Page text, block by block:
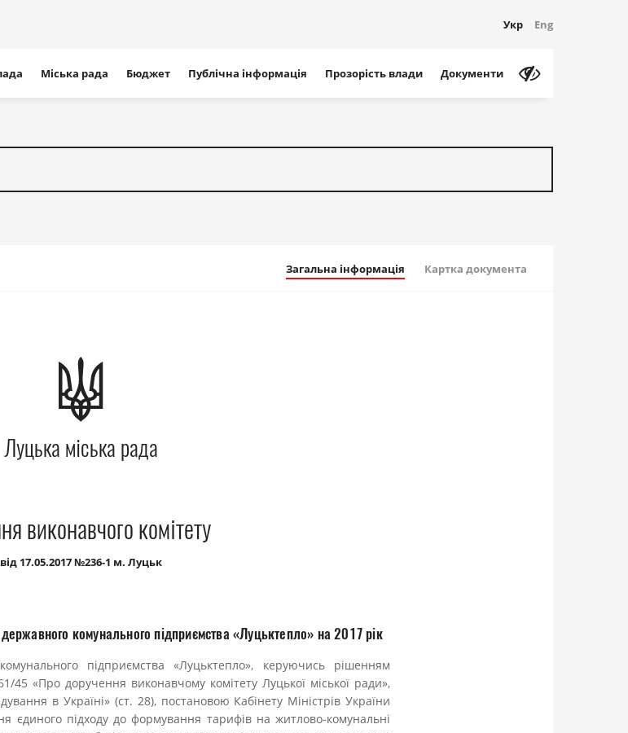
Укр Eng
Міська рада Бюджет Публічна інформація Прозорість влади Документи
Загальна інформація Картка документа
Луцька міська рада
виконавчого комітету
від 17.05.2017 №236-1 м. Луцьк
комунального підприємства «Луцьктепло» на 2017 рік
підприємства «Луцьктепло», керуючись рішенням
45 «Про доручення виконавчому комітету Луцької міської ради»,
в Україні» (ст. 28), постановою Кабінету Міністрів України
єдиного підходу до формування тарифів на житлово-комунальні